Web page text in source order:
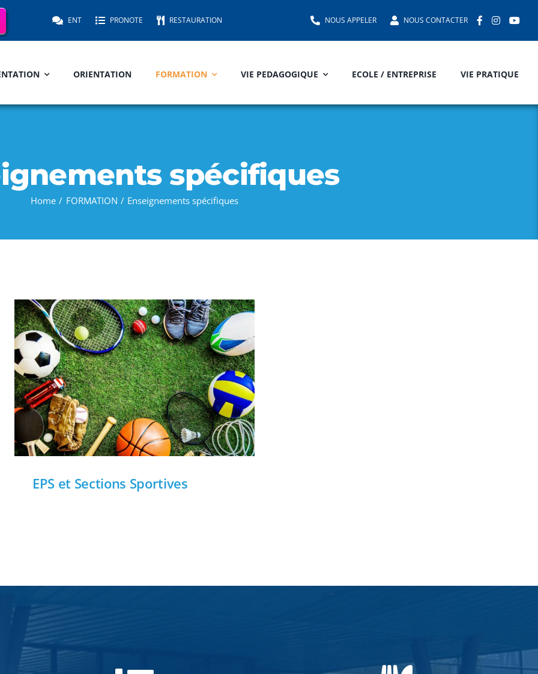
ENT PRONOTE RESTAURATION NOUS APPELER NOUS CONTACTER
ORIENTATION FORMATION VIE PEDAGOGIQUE ECOLE / ENTREPRISE VIE PRATIQUE
spécifiques
Home FORMATION Enseignements spécifiques
EPS et Sections Sportives